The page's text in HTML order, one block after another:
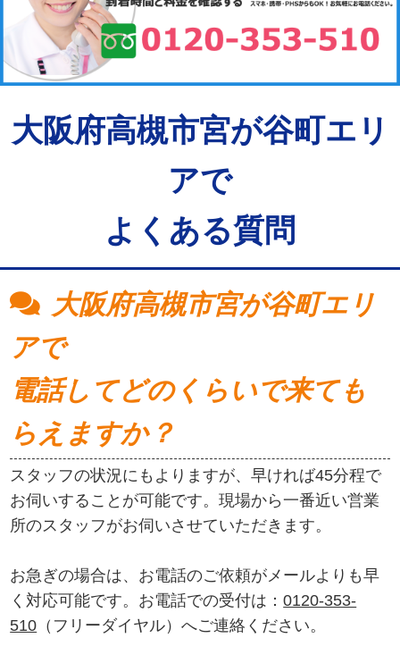
大阪府高槻市宮が谷町エリ
アで
よくある質問
大阪府高槻市宮が谷町エリ
アで
電話してどのくらいで来ても
らえますか？
スタッフの状況にもよりますが、早ければ45分程で
お伺いすることが可能です。現場から一番近い営業
所のスタッフがお伺いさせていただきます。
お急ぎの場合は、お電話のご依頼がメールよりも早
く対応可能です。お電話での受付は：0120-353-
510 （フリーダイヤル）へご連絡ください。